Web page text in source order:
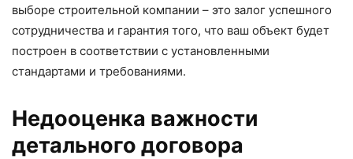
выборе строительной компании – это залог успешного
сотрудничества и гарантия того, что ваш объект будет
построен в соответствии с установленными
стандартами и требованиями.
Недооценка важности
детального договора